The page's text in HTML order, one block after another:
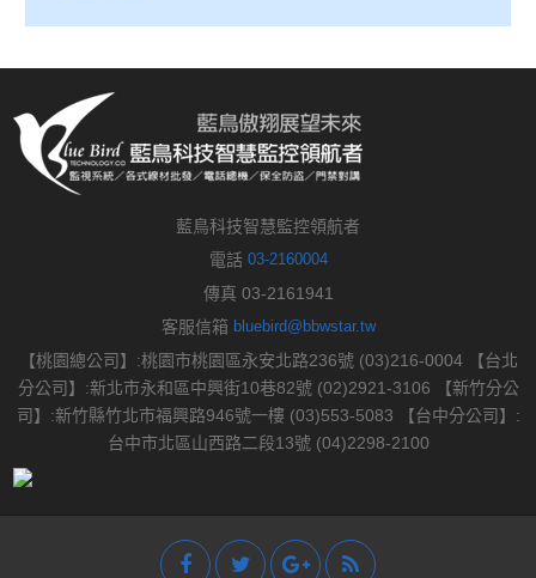
藍鳥科技智慧監控領航者
電話 03-2160004
傳真 03-2161941
客服信箱 bluebird@bbwstar.tw
【桃園總公司】:桃園市桃園區永安北路236號 (03)216-0004 【台北
分公司】:新北市永和區中興街10巷82號 (02)2921-3106 【新竹分公
司】:新竹縣竹北市福興路946號一樓 (03)553-5083 【台中分公司】:
台中市北區山西路二段13號 (04)2298-2100